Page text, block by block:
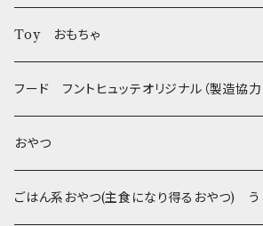
フントヒュッテオリジナル Gold
Sサイズ(テープ幅1.5cm) _ 首輪&リードセット
Sサイズ(テープ幅1.5cm) _ ハーネス&リードセット
フントヒュッテオリジナル Silver(販売終
Collar & Leash - XS（超小型犬・幼犬用）
Harness & Leash - XS（超小型犬･幼犬用）
フントヒュッテオリジナル Woven
Harness & Leash - XS
セレクト
Toy おもちゃ
たまごちゃん
BESTEVER / ベストエバー
iDog&iCat
フード フントヒュッテオリジナル（製造協力
おやつ
Bon・rupa(ボンルパ)
ごはん系おやつ(主食になり得るおやつ)